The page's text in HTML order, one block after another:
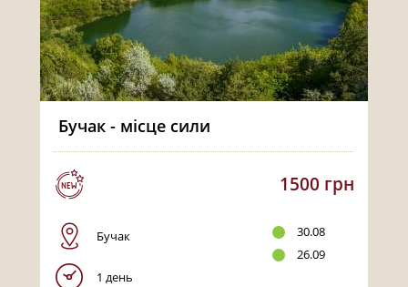
Бучак - місце сили
1500 грн
Бучак
1 день
30.08
26.09